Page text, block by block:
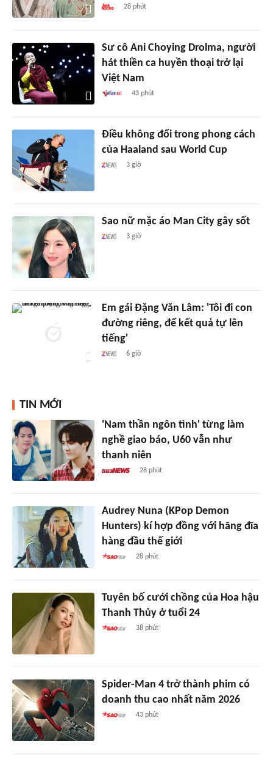
28 phút
Sư cô Ani Choying Drolma, người
hát thiền ca huyền thoại trở lại
Việt Nam
43 phút
Điều không đổi trong phong cách
của Haaland sau World Cup
3 giờ
Sao nữ mặc áo Man City gây sốt
3 giờ
Em gái Đặng Văn Lâm: 'Tôi đi con
đường riêng, để kết quả tự lên
tiếng'
6 giờ
TIN MỚI
'Nam thần ngôn tình' từng làm
nghề giao báo, U60 vẫn như
thanh niên
28 phút
Audrey Nuna (KPop Demon
Hunters) kí hợp đồng với hãng đĩa
hàng đầu thế giới
28 phút
Tuyên bố cưới chồng của Hoa hậu
Thanh Thủy ở tuổi 24
38 phút
Spider-Man 4 trở thành phim có
doanh thu cao nhất năm 2026
43 phút